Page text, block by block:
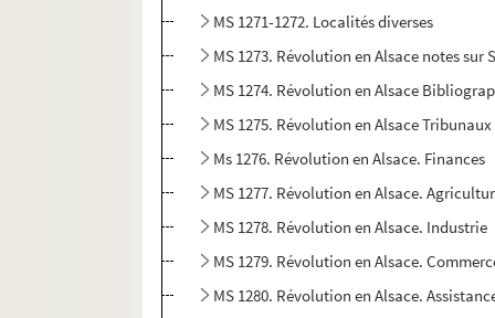
MS 1271-1272. Localités diverses
MS 1273. Révolution en Alsace notes sur
MS 1274. Révolution en Alsace
MS 1275. Révolution en Alsace Tribunaux
Ms 1276. Révolution en Alsace. Finances
MS 1277. Révolution en Alsace.
MS 1278. Révolution en Alsace. Industrie
MS 1279. Révolution en Alsace.
MS 1280. Révolution en Alsace.